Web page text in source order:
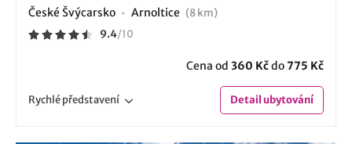
České Švýcarsko Arnoltice (8 km)
9.4/10
Cena od 360 Kčdo775 Kč
Rychlépředstavení Detailubytování